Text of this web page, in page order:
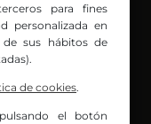
Ollero
para fines
personalizada en
sus hábitos de
de cookies.
el botón